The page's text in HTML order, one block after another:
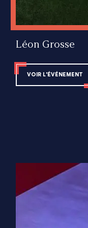
Impact Territorial
ANSSI
Léon Grosse
VOIR L'ÉVÉNEMENT